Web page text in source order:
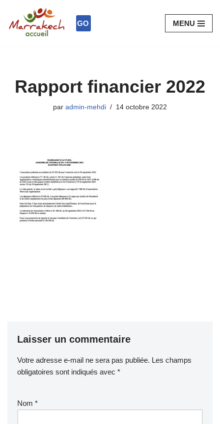
Aller
GO MENU
Rapport financier 2022
par admin-mehdi 14 octobre 2022
Laisser un commentaire
Votre adresse e-mail ne sera pas publiée. Les champs
obligatoires sont indiqués avec *
Nom *